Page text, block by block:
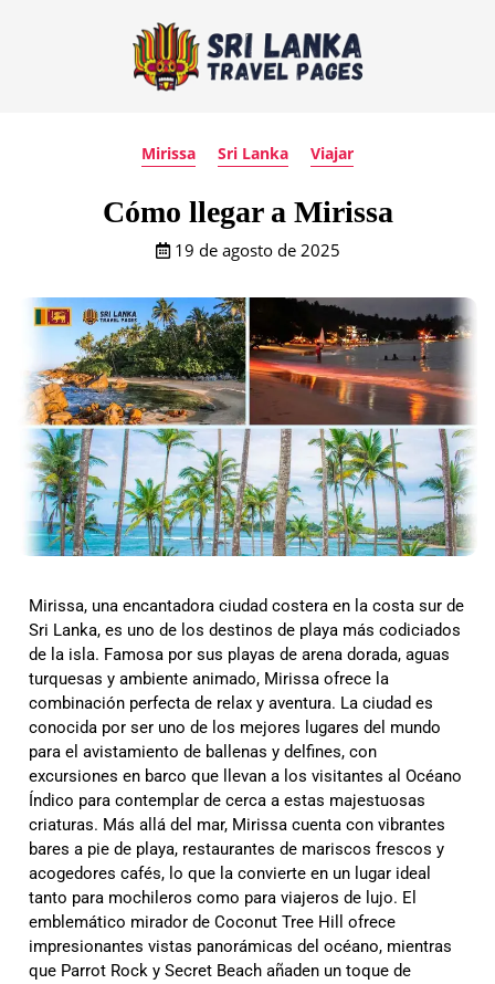
Mirissa Sri Lanka Viajar
Cómo llegar a Mirissa
19 de agosto de 2025
Mirissa, una encantadora ciudad costera en la costa sur de
Sri Lanka, es uno de los destinos de playa más codiciados
de la isla. Famosa por sus playas de arena dorada, aguas
turquesas y ambiente animado, Mirissa ofrece la
combinación perfecta de relax y aventura. La ciudad es
conocida por ser uno de los mejores lugares del mundo
para el avistamiento de ballenas y delfines, con
excursiones en barco que llevan a los visitantes al Océano
Índico para contemplar de cerca a estas majestuosas
criaturas. Más allá del mar, Mirissa cuenta con vibrantes
bares a pie de playa, restaurantes de mariscos frescos y
acogedores cafés, lo que la convierte en un lugar ideal
tanto para mochileros como para viajeros de lujo. El
emblemático mirador de Coconut Tree Hill ofrece
impresionantes vistas panorámicas del océano, mientras
que Parrot Rock y Secret Beach añaden un toque de